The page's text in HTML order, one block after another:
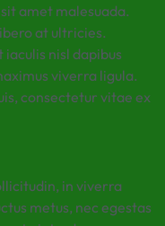
amet malesuada.
at ultricies.
iaculis nisl dapibus
viverra ligula.
consectetur vitae ex
in viverra
metus, nec egestas